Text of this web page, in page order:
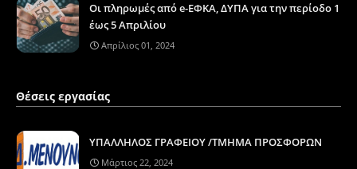
Οι πληρωμές από e-ΕΦΚΑ, ΔΥΠΑ για την περίοδο 1
έως 5 Απριλίου
Απρίλιος 01, 2024
Θέσεις εργασίας
ΥΠΑΛΛΗΛΟΣ ΓΡΑΦΕΙΟΥ /ΤΜΗΜΑ ΠΡΟΣΦΟΡΩΝ
Μάρτιος 22, 2024